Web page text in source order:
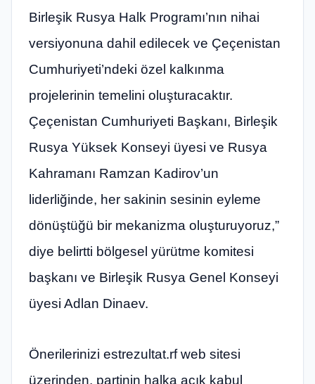
Birleşik Rusya Halk Programı’nın nihai
versiyonuna dahil edilecek ve Çeçenistan
Cumhuriyeti’ndeki özel kalkınma
projelerinin temelini oluşturacaktır.
Çeçenistan Cumhuriyeti Başkanı, Birleşik
Rusya Yüksek Konseyi üyesi ve Rusya
Kahramanı Ramzan Kadirov’un
liderliğinde, her sakinin sesinin eyleme
dönüştüğü bir mekanizma oluşturuyoruz,”
diye belirtti bölgesel yürütme komitesi
başkanı ve Birleşik Rusya Genel Konseyi
üyesi Adlan Dinaev.
Önerilerinizi estrezultat.rf web sitesi
üzerinden, partinin halka açık kabul